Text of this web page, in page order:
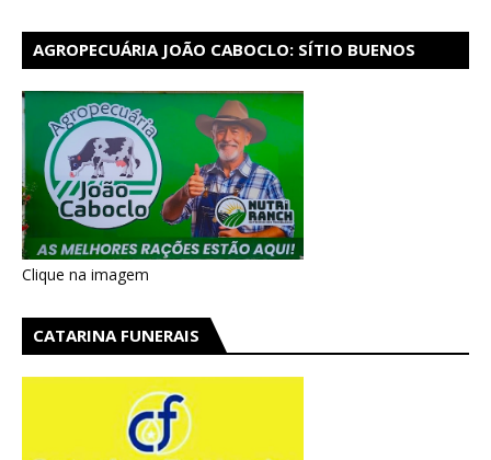
AGROPECUÁRIA JOÃO CABOCLO: SÍTIO BUENOS
Clique na imagem
CATARINA FUNERAIS